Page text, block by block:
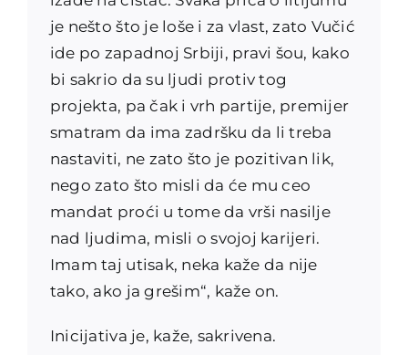
je nešto što je loše i za vlast, zato Vučić
ide po zapadnoj Srbiji, pravi šou, kako
bi sakrio da su ljudi protiv tog
projekta, pa čak i vrh partije, premijer
smatram da ima zadršku da li treba
nastaviti, ne zato što je pozitivan lik,
nego zato što misli da će mu ceo
mandat proći u tome da vrši nasilje
nad ljudima, misli o svojoj karijeri.
Imam taj utisak, neka kaže da nije
tako, ako ja grešim“, kaže on.
Inicijativa je, kaže, sakrivena.